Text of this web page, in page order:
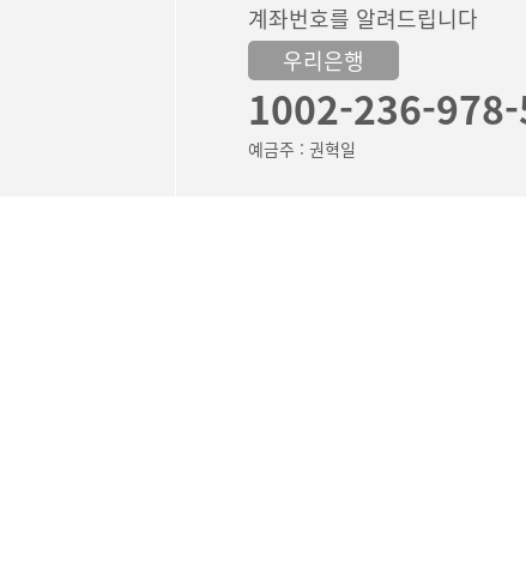
계좌번호를 알려드립니다
우리은행
1002-236-
예금주 : 권혁일